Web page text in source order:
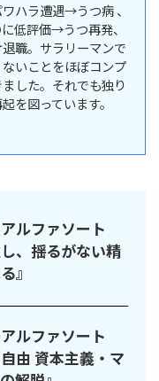
ハラ遭遇→うつ病 、
低評価→うつ再発、
職。サラリーマンで
いことをほぼコンプ
した。それでも独り
を図っています。
ルファソート
、揺るがない精
』
ルファソート
由 資本主義・マ